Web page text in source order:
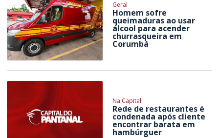
Geral
Homem sofre
queimaduras ao usar
álcool para acender
churrasqueira em
Corumbá
Na Capital
Rede de restaurantes é
condenada após cliente
encontrar barata em
hambúrguer